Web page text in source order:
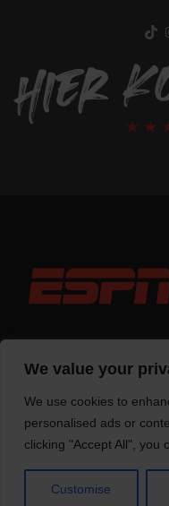
We value your
We use cookies to
personalised ads or
clicking "Accept All", you
Customise
Trotse